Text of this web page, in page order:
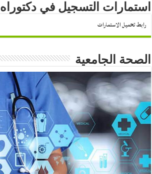
استمارات التسجيل في دكتوراه
رابط تحميل الاستمارات
الصحة الجامعية